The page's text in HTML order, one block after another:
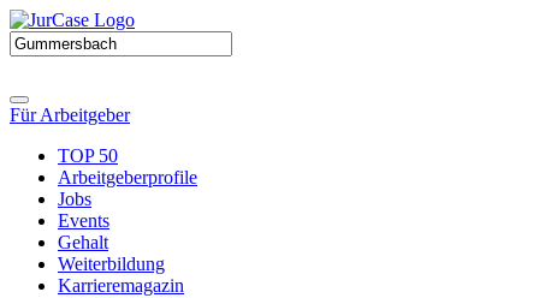
Für Arbeitgeber
TOP 50
Arbeitgeberprofile
Jobs
Events
Gehalt
Weiterbildung
Karrieremagazin